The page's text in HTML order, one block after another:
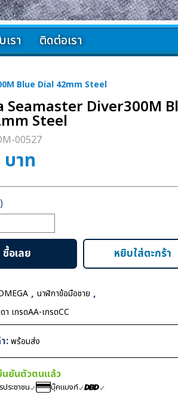
เรา ติดต่อเรา
Blue Dial 42mm Steel
Seamaster Diver300M
Steel
00527
บาท
หยิบใส่ตะกร้า
ซื้อเลย
, นาฬิกาข้อมือชาย ,
า เกรดAA-เกรดCC
:พร้อมส่ง
นยันตัวตนแล้ว
ระชาชน บุ๊คแบงก์